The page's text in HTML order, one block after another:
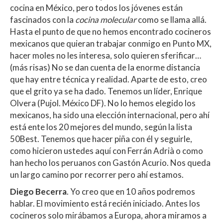
cocina en México, pero todos los jóvenes están
fascinados con la cocina molecularcomo se llama allá.
Hasta el punto de que no hemos encontrado cocineros
mexicanos que quieran trabajar conmigo en Punto MX,
hacer moles no les interesa, solo quieren sferificar…
(más risas) No se dan cuenta de la enorme distancia
que hay entre técnica y realidad. Aparte de esto, creo
que el grito ya se ha dado. Tenemos un líder, Enrique
Olvera (Pujol. México DF). No lo hemos elegido los
mexicanos, ha sido una elección internacional, pero ahí
está ente los 20 mejores del mundo, según la lista
50Best. Tenemos que hacer piña con él y seguirle,
como hicieron ustedes aquí con Ferrán Adrià o como
han hecho los peruanos con Gastón Acurio. Nos queda
un largo camino por recorrer pero ahí estamos.
Diego Becerra. Yo creo que en 10 años podremos
hablar. El movimiento está recién iniciado. Antes los
cocineros solo mirábamos a Europa, ahora miramos a